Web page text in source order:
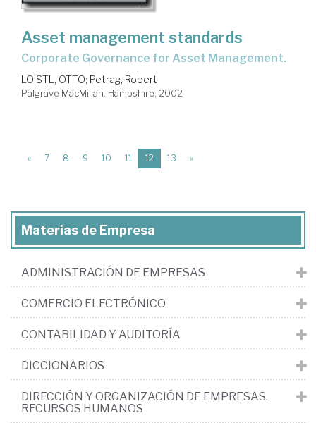
Asset management standards
Corporate Governance for Asset Management.
LOISTL, OTTO; Petrag, Robert
Palgrave MacMillan. Hampshire, 2002
« 7 8 9 10 11 12 (current)
13 »
Materias de Empresa
ADMINISTRACIÓN DE EMPRESAS
COMERCIO ELECTRÓNICO
CONTABILIDAD Y AUDITORÍA
DICCIONARIOS
DIRECCIÓN Y ORGANIZACIÓN DE EMPRESAS.
RECURSOS HUMANOS